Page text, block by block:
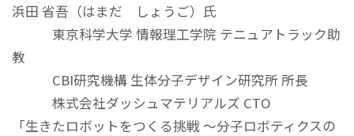
浜田 省吾（はまだ しょうご）氏
東京科学大学 情報理工学院 テニュアトラック助
教
CBI研究機構 生体分子デザイン研究所 所長
株式会社ダッシュマテリアルズ CTO
「生きたロボットをつくる挑戦 ～分子ロボティクスの